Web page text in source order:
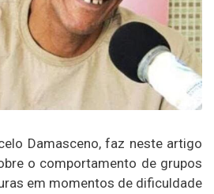
Damasceno, faz neste artigo
o comportamento de grupos
em momentos de dificuldade